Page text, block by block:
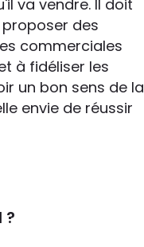
va vendre. Il doit
des
commerciales
à fidéliser les
un bon sens de la
envie de réussir
?